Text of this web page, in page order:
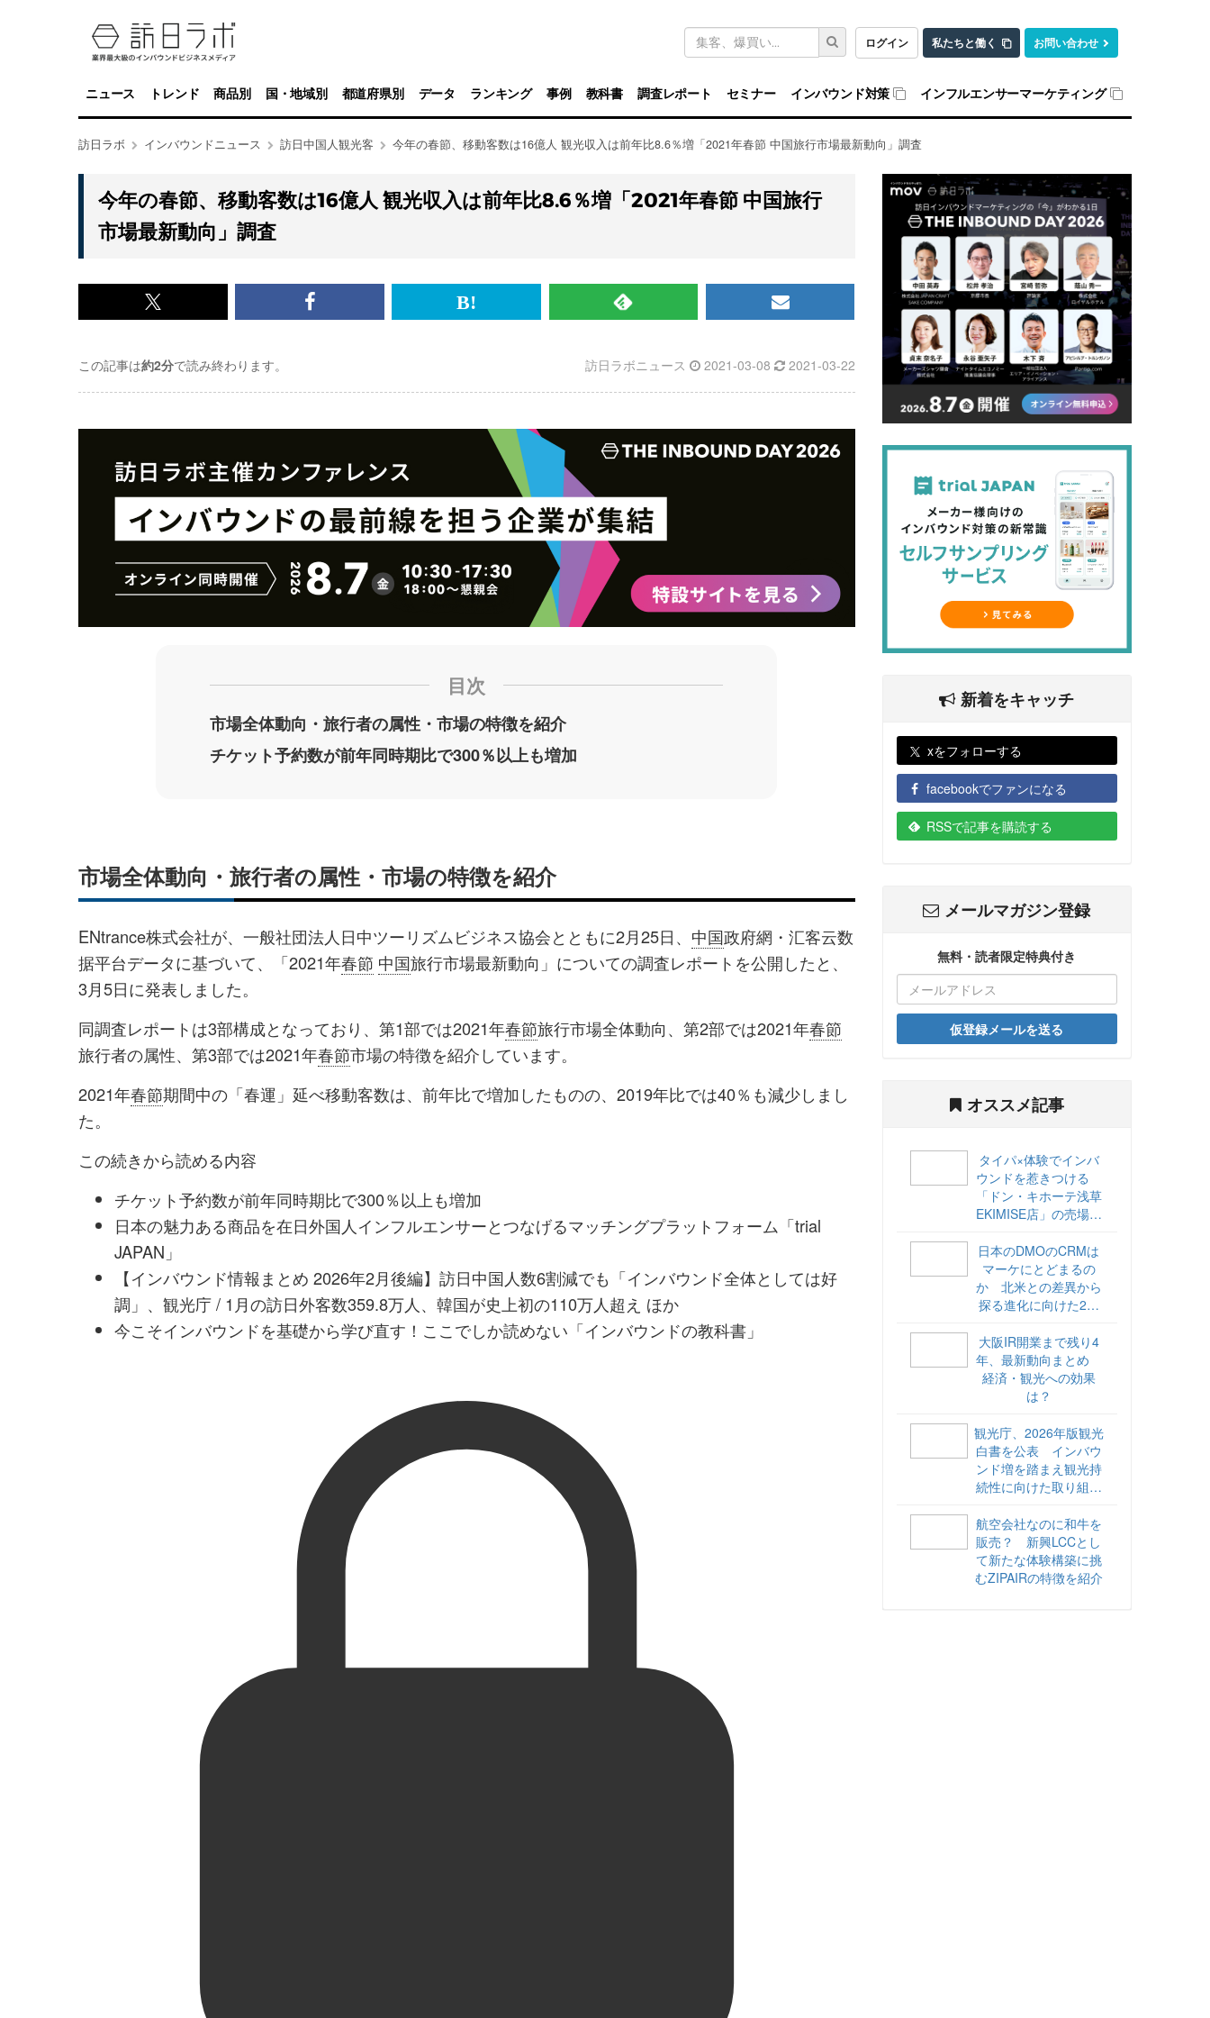
ログイン 私たちと働く お問い合わせ
キ
ワ
ド
検
索
ニュース トレンド 商品別 国・地域別 都道府県別 データ ランキング 事例 教科書 調査レポート セミナー インバウンド対策 インフルエンサーマーケティング
訪日ラボ インバウンドニュース 訪日中国人観光客 今年の春節、移動客数は16億人 観光収入は前年比8.6％増「2021年春節 中国旅⾏市場最新動向」調査
今年の春節、移動客数は16億人 観光収入は前年比8.6％増「2021年春節 中国旅⾏
市場最新動向」調査
x<br>
記
事
を
ェ
ア
す
る
Facebook<br>
事
を
ェ
ア
す
る
は
ブ
ッ
ー
ク
に
追
加
RSS
記
事
を
購
す
る
メ
マ
ガ
登
録
訪日ラボニュース 2021-03-08 2021-03-22
この記事は約2分で読み終わります。
目次
市場全体動向・旅行者の属性・市場の特徴を紹介
チケット予約数が前年同時期比で300％以上も増加
市場全体動向・旅行者の属性・市場の特徴を紹介
ENtrance株式会社が、一般社団法人日中ツーリズムビジネス協会とともに2月25日、 中国政府網・汇客云数
据平台データに基づいて、「2021年春節 中国旅行市場最新動向」についての調査レポートを公開したと、
3月5日に発表しました。
同調査レポートは3部構成となっており、第1部では2021年春節旅行市場全体動向、第2部では2021年春節
旅行者の属性、第3部では2021年春節市場の特徴を紹介しています。
2021年春節期間中の「春運」延べ移動客数は、前年比で増加したものの、2019年比では40％も減少しまし
た。
この続きから読める内容
チケット予約数が前年同時期比で300％以上も増加
日本の魅力ある商品を在日外国人インフルエンサーとつなげるマッチングプラットフォーム「trial
JAPAN」
【インバウンド情報まとめ 2026年2月後編】訪日中国人数6割減でも「インバウンド全体としては好
調」、観光庁 / 1月の訪日外客数359.8万人、韓国が史上初の110万人超え ほか
今こそインバウンドを基礎から学び直す！ここでしか読めない「インバウンドの教科書」
新着をキャッチ
xをフォローする
facebookでファンになる
RSSで記事を購読する
メールマガジン登録
無料・読者限定特典付き
仮登録メールを送る
オススメ記事
タイパ×体験でインバ
ウンドを惹きつける
「ドン・キホーテ浅草
EKIMISE店」の売場づ
日本のDMOのCRMは
マーケにとどまるの
か 北米との差異から
探る進化に向けた2ス
海外DMOのリアル
vol.6】
大阪IR開業まで残り4
年、最新動向まとめ
経済・観光への効果
は？
観光庁、2026年版観光
白書を公表 インバウ
ンド増を踏まえ観光持
続性に向けた取り組み
航空会社なのに和牛を
販売？ 新興LCCとし
て新たな体験構築に挑
むZIPAIRの特徴を紹介